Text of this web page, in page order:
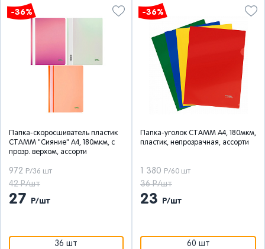
-36%
Папка-скоросшиватель пластик
СТАММ "Сияние" А4, 180мкм, с
прозр. верхом, ассорти
972 Р/36 шт
42 Р/шт
27 Р/шт
36 шт
-36%
Папка-уголок СТАММ А4, 180мкм,
пластик, непрозрачная, ассорти
1 380 Р/60 шт
36 Р/шт
23 Р/шт
60 шт